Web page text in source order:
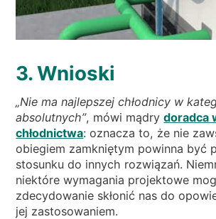
3. Wnioski
„Nie ma najlepszej chłodnicy w
absolutnych”, mówi mądrydoradca
chłodnictwa: oznacza to, że nie
obiegiem zamkniętym powinna być
stosunku do innych rozwiązań.
niektóre wymagania projektowe
zdecydowanie skłonić nas do
jej zastosowaniem.